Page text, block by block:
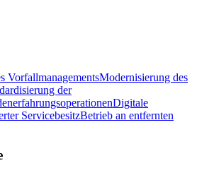
VorfallmanagementsModernisierung des
der
Digitale
ServicebesitzBetrieb an entfernten